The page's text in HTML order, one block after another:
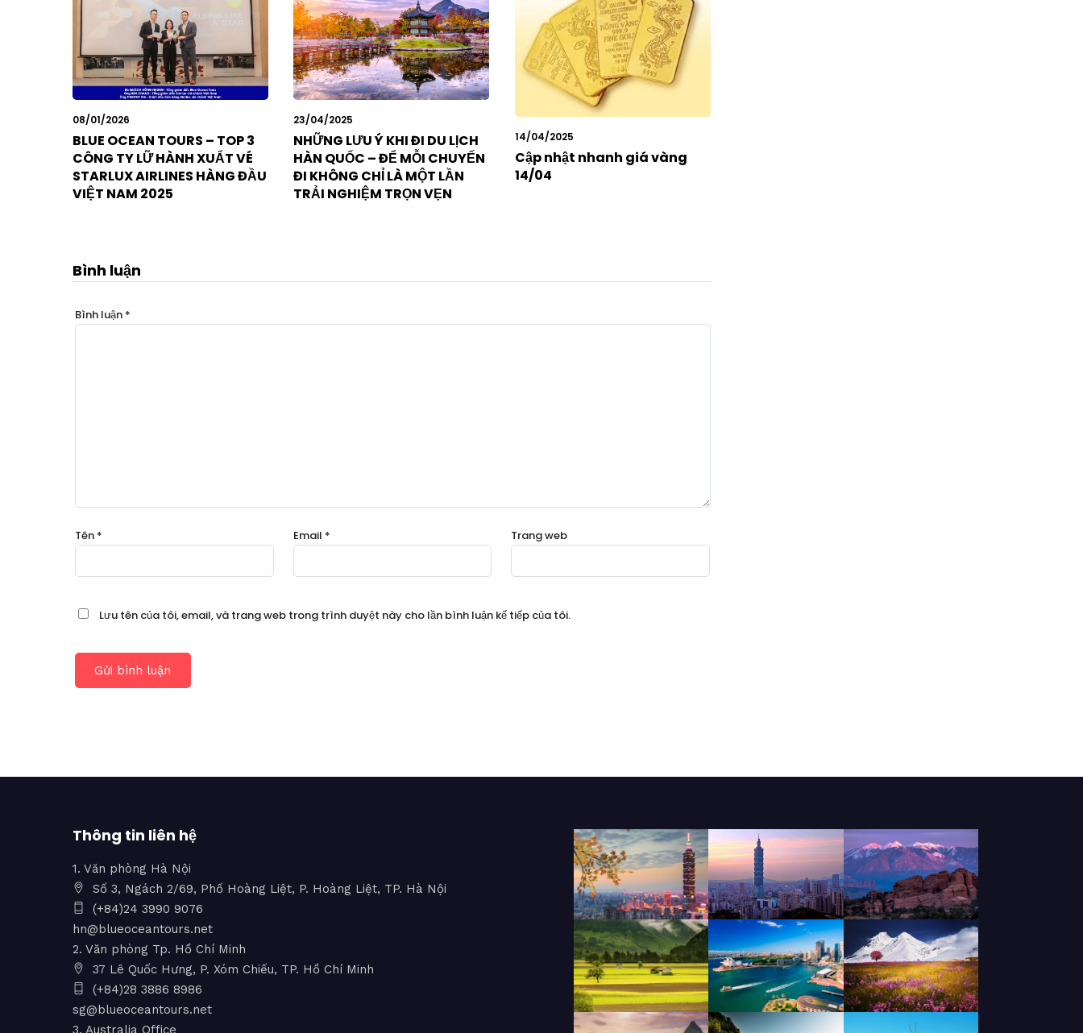
08/01/2026
BLUE OCEAN TOURS – TOP 3
CÔNG TY LỮ HÀNH XUẤT VÉ
STARLUX AIRLINES HÀNG ĐẦU
VIỆT NAM 2025
23/04/2025
NHỮNG LƯU Ý KHI ĐI DU LỊCH
HÀN QUỐC – ĐỂ MỖI CHUYẾN
ĐI KHÔNG CHỈ LÀ MỘT LẦN
TRẢI NGHIỆM TRỌN VẸN
14/04/2025
Cập nhật nhanh giá vàng
14/04
Bình luận
Bình luận *
Tên * Email * Trang web
Lưu tên của tôi, email, và trang web trong trình duyệt này cho lần bình luận kế tiếp của tôi.
Thông tin liên hệ
1. Văn phòng Hà Nội
Số 3, Ngách 2/69, Phố Hoàng Liệt, P. Hoàng Liệt, TP. Hà Nội
(+84)24 3990 9076
hn@blueoceantours.net
2. Văn phòng Tp. Hồ Chí Minh
37 Lê Quốc Hưng, P. Xóm Chiếu, TP. Hồ Chí Minh
(+84)28 3886 8986
sg@blueoceantours.net